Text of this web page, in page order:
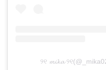
୨୧ 𝓶𝓲𝓴𝓪